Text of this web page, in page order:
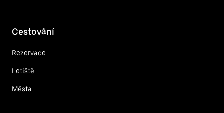
Cestování
Rezervace
Letiště
Města